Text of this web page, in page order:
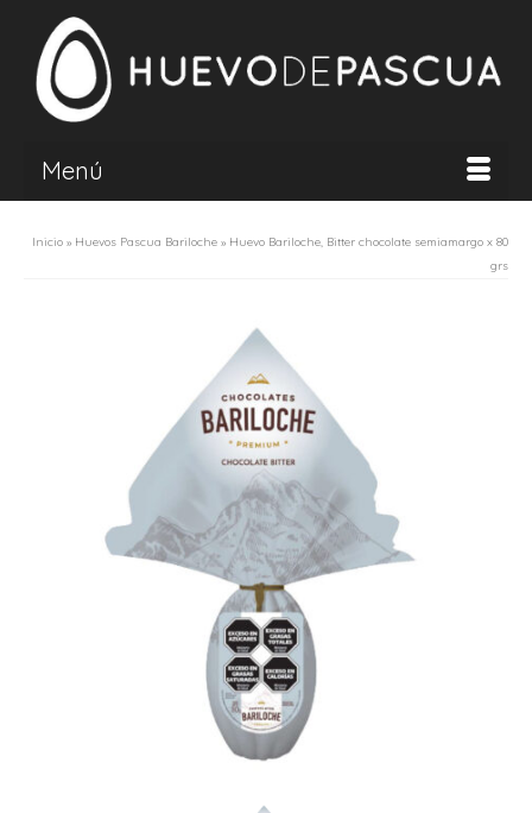
Menú
Inicio » Huevos Pascua Bariloche » Huevo Bariloche, Bitter chocolate semiamargo x 80
grs